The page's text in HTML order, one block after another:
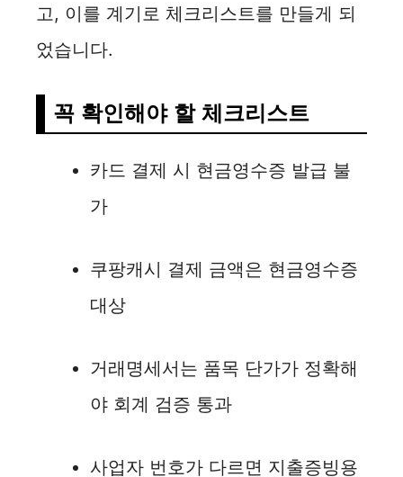
고, 이를 계기로 체크리스트를 만들게 되
었습니다.
꼭 확인해야 할 체크리스트
카드 결제 시 현금영수증 발급 불
가
쿠팡캐시 결제 금액은 현금영수증
대상
거래명세서는 품목 단가가 정확해
야 회계 검증 통과
사업자 번호가 다르면 지출증빙용